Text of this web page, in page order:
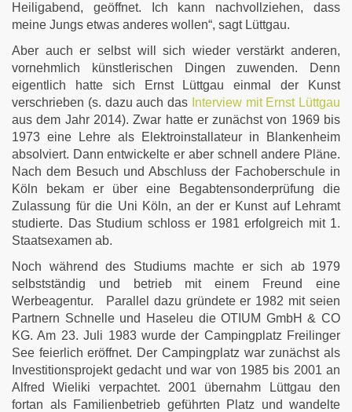
Heiligabend, geöffnet. Ich kann nachvollziehen, dass
meine Jungs etwas anderes wollen“, sagt Lüttgau.
Aber auch er selbst will sich wieder verstärkt anderen,
vornehmlich künstlerischen Dingen zuwenden. Denn
eigentlich hatte sich Ernst Lüttgau einmal der Kunst
verschrieben (s. dazu auch das Interview mit Ernst Lüttgau
aus dem Jahr 2014). Zwar hatte er zunächst von 1969 bis
1973 eine Lehre als Elektroinstallateur in Blankenheim
absolviert. Dann entwickelte er aber schnell andere Pläne.
Nach dem Besuch und Abschluss der Fachoberschule in
Köln bekam er über eine Begabtensonderprüfung die
Zulassung für die Uni Köln, an der er Kunst auf Lehramt
studierte. Das Studium schloss er 1981 erfolgreich mit 1.
Staatsexamen ab.
Noch während des Studiums machte er sich ab 1979
selbstständig und betrieb mit einem Freund eine
Werbeagentur. Parallel dazu gründete er 1982 mit seien
Partnern Schnelle und Haseleu die OTIUM GmbH & CO
KG. Am 23. Juli 1983 wurde der Campingplatz Freilinger
See feierlich eröffnet. Der Campingplatz war zunächst als
Investitionsprojekt gedacht und war von 1985 bis 2001 an
Alfred Wieliki verpachtet. 2001 übernahm Lüttgau den
fortan als Familienbetrieb geführten Platz und wandelte